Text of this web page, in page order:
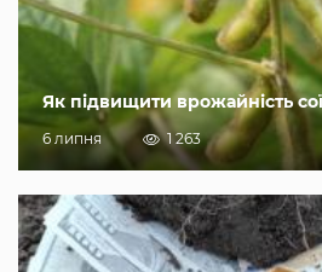
Як підвищити врожайність
6 липня 1 263